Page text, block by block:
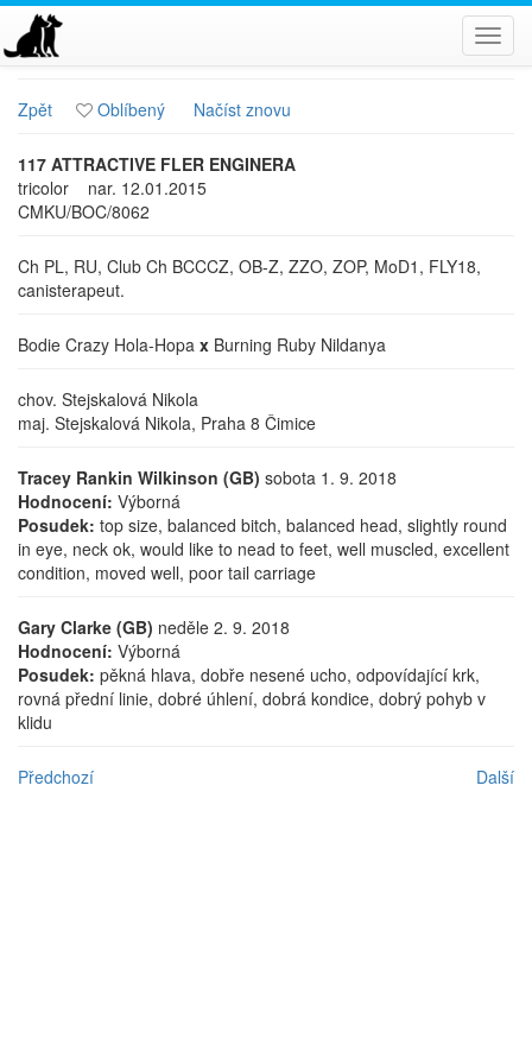
Zpět
Oblíbený Načíst znovu
117 ATTRACTIVE FLER ENGINERA
tricolor
nar. 12.01.2015
CMKU/BOC/8062
Ch PL, RU, Club Ch BCCCZ, OB-Z, ZZO, ZOP, MoD1, FLY18,
canisterapeut.
Bodie Crazy Hola-Hopa x Burning Ruby Nildanya
chov. Stejskalová Nikola
maj. Stejskalová Nikola, Praha 8 Čimice
Tracey Rankin Wilkinson (GB) sobota 1. 9. 2018
Hodnocení: Výborná
Posudek: top size, balanced bitch, balanced head, slightly round
in eye, neck ok, would like to nead to feet, well muscled, excellent
condition, moved well, poor tail carriage
Gary Clarke (GB) neděle 2. 9. 2018
Hodnocení: Výborná
Posudek: pěkná hlava, dobře nesené ucho, odpovídající krk,
rovná přední linie, dobré úhlení, dobrá kondice, dobrý pohyb v
klidu
Předchozí Další